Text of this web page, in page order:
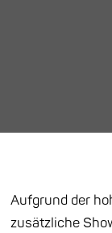
Aufgrund der
zusätzliche